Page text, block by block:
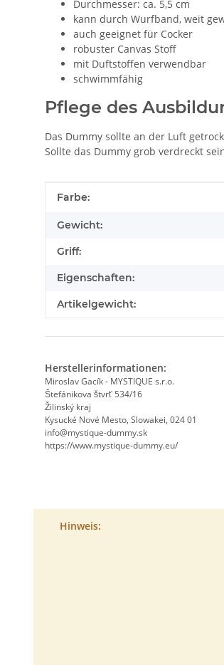
Durchmesser: ca. 5,5 cm
kann durch Wurfband, weit
auch geeignet für Cocker
robuster Canvas Stoff
mit Duftstoffen verwendbar
schwimmfähig
Pflege des
Das Dummy sollte an der Luft
Sollte das Dummy grob verdreckt
Produkteigenschaft
Wert
Farbe:
Gewicht:
Griff:
Eigenschaften:
Artikelgewicht:
Herstellerinformationen:
Miroslav Gacík - MYSTIQUE s.r.o.
Štefánikova štvrť 534/16
Žilinský kraj
Kysucké Nové Mesto, Slowakei, 024 01
info@mystique-dummy.sk
https://www.mystique-dummy.eu/
Hinweis: